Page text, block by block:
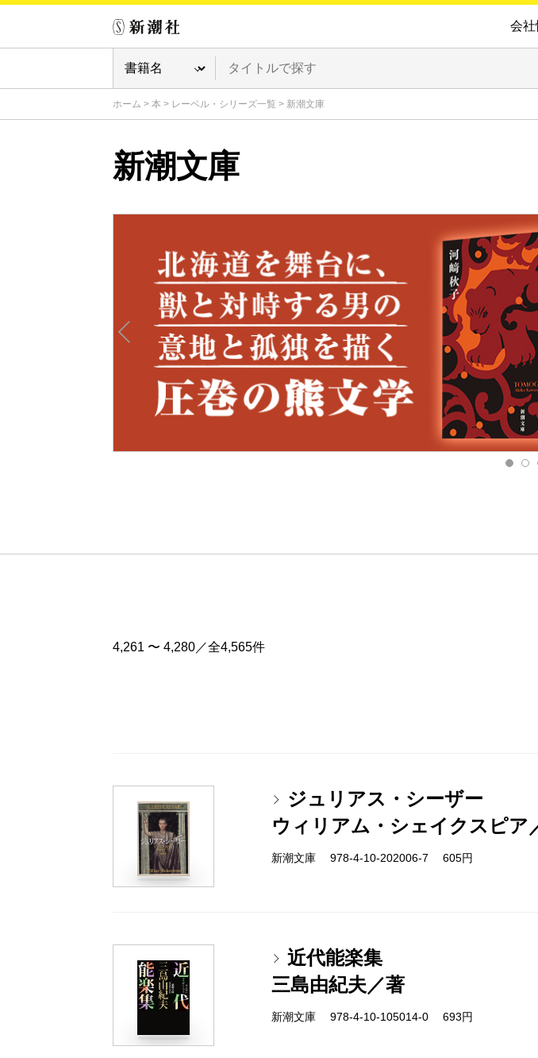
会社
ホーム > 本 > レーベル・シリーズ一覧 > 新潮文庫
新潮文庫
4,261 〜 4,280／全4,565件
ジュリアス・シーザー
ウィリアム・シェイクスピア
新潮文庫 978-4-10-202006-7 605円
近代能楽集
三島由紀夫／著
新潮文庫 978-4-10-105014-0 693円